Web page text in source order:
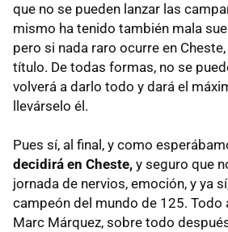
que no se pueden lanzar las
mismo ha tenido también mala
pero si nada raro ocurre en
título. De todas formas, no se
volverá a darlo todo y dará el
llevárselo él.
Pues sí, al final, y como
decidirá en Cheste, y seguro que
jornada de nervios, emoción, y ya
campeón del mundo de 125. Todo
Marc Márquez, sobre todo